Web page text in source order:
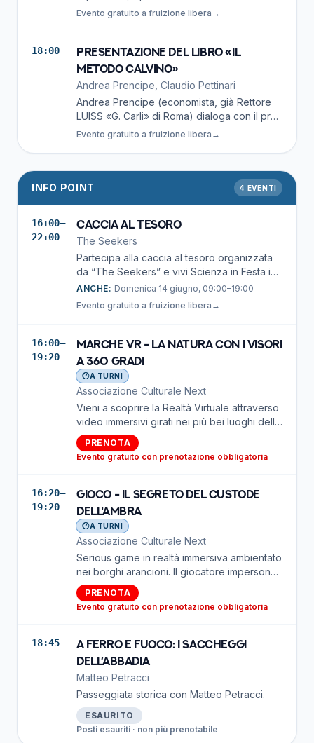
laboratorio caotico dove errori, palline che
Evento gratuito a fruizione libera →
18:00
Presentazione del libro «Il
metodo Calvino»
Andrea Prencipe, Claudio Pettinari
Andrea Prencipe (economista, già Rettore
LUISS «G. Carli» di Roma) dialoga con il prof.
Claudio Pettinari, docente UniCam.
Evento gratuito a fruizione libera →
INFO POINT 4 EVENTI
16:00–
22:00
Caccia al tesoro
The Seekers
Partecipa alla caccia al tesoro organizzata
da “The Seekers” e vivi Scienza in Festa in
modo divertente e interattivo! Corri tra gli
stand, mettiti alla prova con le esperienze e
le attività proposte e raccogli gli indizi lungo
vincere un gadget esclusivo unicam in
omaggio!
ANCHE: Domenica 14 giugno, 09:00–19:00
Evento gratuito a fruizione libera →
16:00–
19:20
Marche VR - La natura con i visori
a 360 gradi
🕐A TURNI
Associazione Culturale Next
Vieni a scoprire la Realtà Virtuale attraverso
video immersivi girati nei più bei luoghi della
Regione Marche, dalla natura estrema ai
borghi delle bandiere arancioni. Progetto
finanziato nell'ambito di TRAMA — Regione
PRENOTA
Evento gratuito con prenotazione obbligatoria
16:20–
19:20
Gioco - Il Segreto del Custode
dell'Ambra
🕐A TURNI
Associazione Culturale Next
Serious game in realtà immersiva ambientato
nei borghi arancioni. Il giocatore impersona
un Custode della Memoria: risolve enigmi
legati alla cultura locale, raccoglie oggetti
simbolici, interagisce con personaggi storici
della storia. Progetto finanziato nell'ambito
di TRAMA — Regione Marche DGR
PRENOTA
Evento gratuito con prenotazione obbligatoria
18:45
A ferro e fuoco: i saccheggi
dell’Abbadia
Matteo Petracci
Passeggiata storica con Matteo Petracci.
ESAURITO
Posti esauriti · non più prenotabile